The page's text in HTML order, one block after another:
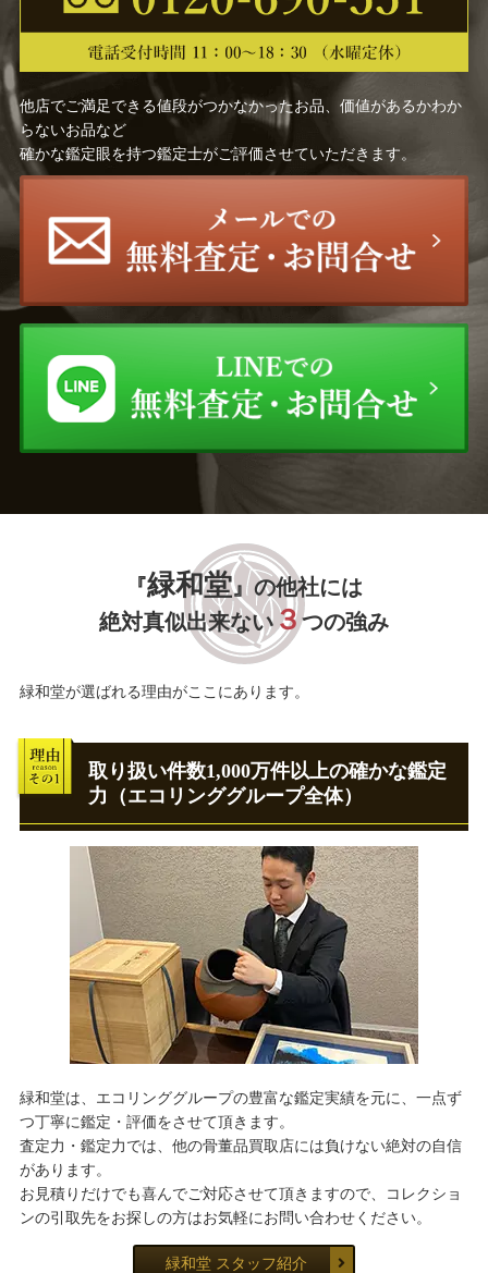
他店でご満足できる値段がつかなかったお品、価値があるかわか
らないお品など
確かな鑑定眼を持つ鑑定士がご評価させていただきます。
『緑和堂』の他社には
絶対真似出来ない ３つの強み
緑和堂が選ばれる理由がここにあります。
取り扱い件数1,000万件以上の確かな鑑定
力（エコリンググループ全体）
緑和堂は、エコリンググループの豊富な鑑定実績を元に、一点ず
つ丁寧に鑑定・評価をさせて頂きます。
査定力・鑑定力では、他の骨董品買取店には負けない絶対の自信
があります。
お見積りだけでも喜んでご対応させて頂きますので、コレクショ
ンの引取先をお探しの方はお気軽にお問い合わせください。
緑和堂 スタッフ紹介